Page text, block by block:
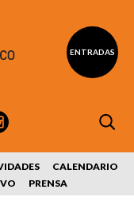
ENTRADAS
CALENDARIO
PRENSA